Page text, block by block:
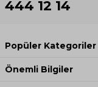
444 12 14
Popüler Kategoriler
Önemli Bilgiler